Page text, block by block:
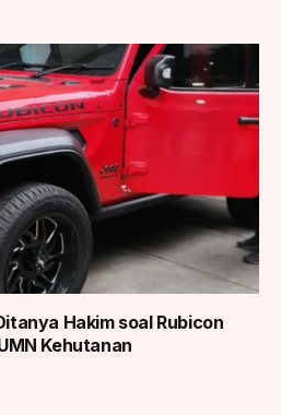
Hakim soal Rubicon
Kehutanan